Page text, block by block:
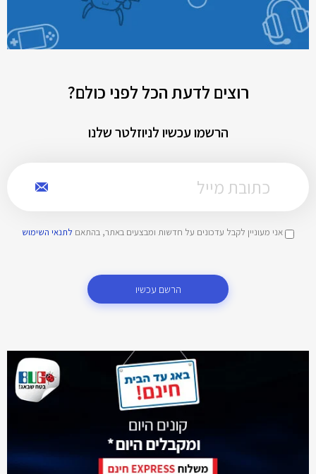
רוצים לדעת הכל לפני כולם?
הרשמו עכשיו לניוזלטר שלנו
אני מעוניין לקבל עדכונים על חדשות ומבצעים באתר, בהתאם לתנאי השימוש
הרשם עכשיו